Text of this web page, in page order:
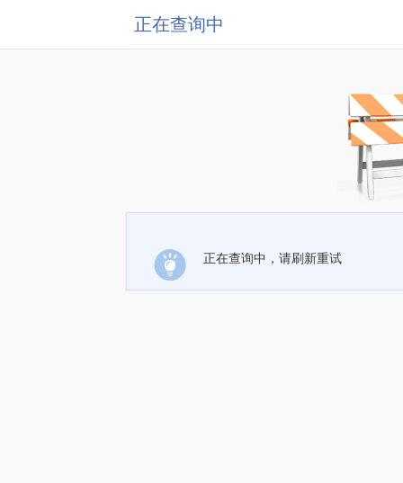
正在查询中
正在查询中，请刷新重试